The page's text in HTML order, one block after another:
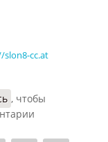
slon8-cc.at
, чтобы